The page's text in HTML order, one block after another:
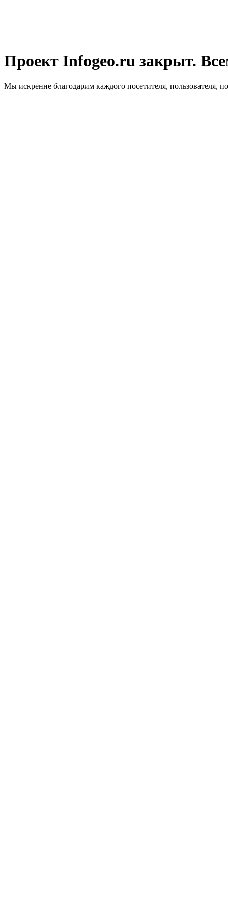
Проект Infogeo.ru закрыт.
Мы искренне благодарим каждого посетителя, пользователя,